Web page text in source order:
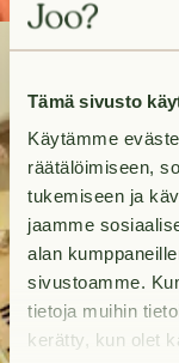
Tämä sivusto
Käytämme
räätälöimiseen,
tukemiseen ja
jaamme
alan
sivustoamme.
tietoja muihin
kerätty, kun olet